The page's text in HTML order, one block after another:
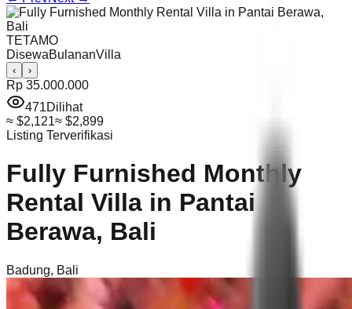
TETAMO
DisewaBulananVilla
‹ ›
Rp 35.000.000
471Dilihat
≈ $2,121≈ $2,899
Listing Terverifikasi
Fully Furnished Monthly
Rental Villa in Pantai
Berawa, Bali
Badung, Bali